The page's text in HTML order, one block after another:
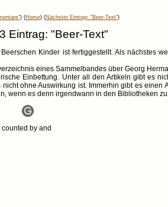
) (Home) (Nächster Eintrag: "Beer-Text")
Eintrag: "Beer-Text"
Kinder ist fertiggestellt. Als nächstes
eines Sammelbandes über Georg
Einbettung. Unter all den Artikeln gibt es
ohne Auswirkung ist. Immerhin gibt es einen
wenn es denn irgendwann in den Bibliotheken
counted by and